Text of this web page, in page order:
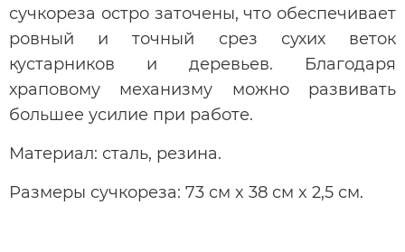
сучкореза остро заточены, что обеспечивает
ровный и точный срез сухих веток
кустарников и деревьев. Благодаря
храповому механизму можно развивать
большее усилие при работе.
Материал: сталь, резина.
Размеры сучкореза: 73 см x 38 см x 2,5 см.